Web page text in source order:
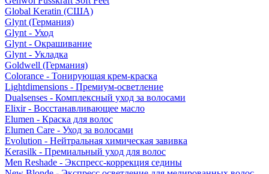
Global Keratin (США)
Glynt (Германия)
Glynt - Уход
Glynt - Окрашивание
Glynt - Укладка
Goldwell (Германия)
Colorance - Тонирующая крем-краска
Lightdimensions - Премиум-осветление
Dualsenses - Комплексный уход за волосами
Elixir - Восстанавливающее масло
Elumen - Краска для волос
Elumen Care - Уход за волосами
Evolution - Нейтральная химическая завивка
Kerasilk - Премиальный уход для волос
Men Reshade - Экспресс-коррекция седины